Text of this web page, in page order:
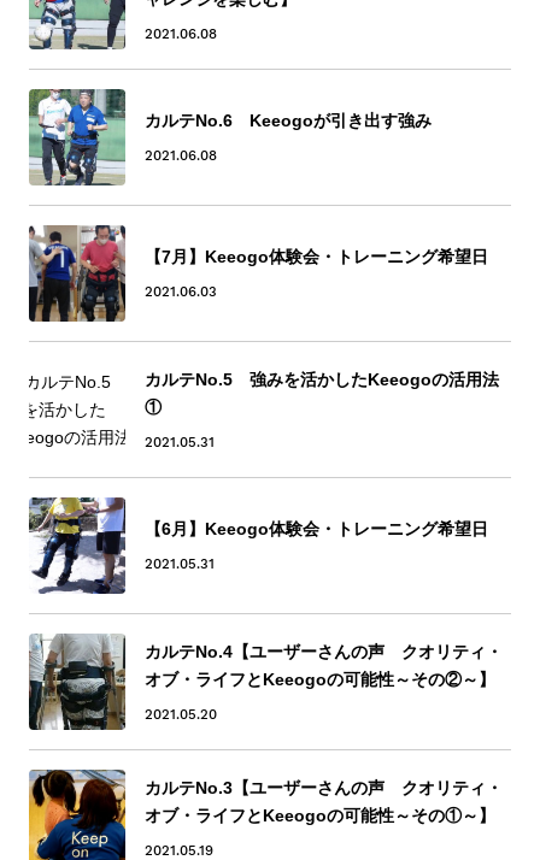
2021.06.08
カルテNo.6 Keeogoが引き出す強み
2021.06.08
【7月】Keeogo体験会・トレーニング希望日
2021.06.03
カルテNo.5 強みを活かしたKeeogoの活用法
①
2021.05.31
【6月】Keeogo体験会・トレーニング希望日
2021.05.31
カルテNo.4【ユーザーさんの声 クオリティ・
オブ・ライフとKeeogoの可能性～その②～】
2021.05.20
カルテNo.3【ユーザーさんの声 クオリティ・
オブ・ライフとKeeogoの可能性～その①～】
2021.05.19